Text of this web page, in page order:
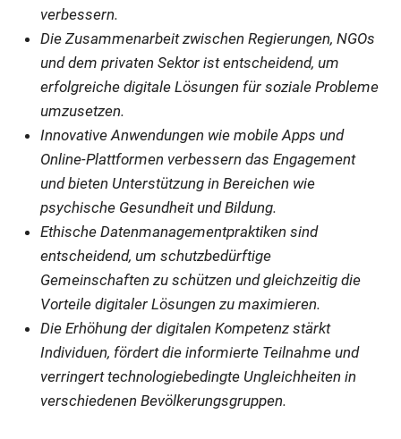
verbessern.
Die Zusammenarbeit zwischen Regierungen, NGOs
und dem privaten Sektor ist entscheidend, um
erfolgreiche digitale Lösungen für soziale Probleme
umzusetzen.
Innovative Anwendungen wie mobile Apps und
Online-Plattformen verbessern das Engagement
und bieten Unterstützung in Bereichen wie
psychische Gesundheit und Bildung.
Ethische Datenmanagementpraktiken sind
entscheidend, um schutzbedürftige
Gemeinschaften zu schützen und gleichzeitig die
Vorteile digitaler Lösungen zu maximieren.
Die Erhöhung der digitalen Kompetenz stärkt
Individuen, fördert die informierte Teilnahme und
verringert technologiebedingte Ungleichheiten in
verschiedenen Bevölkerungsgruppen.